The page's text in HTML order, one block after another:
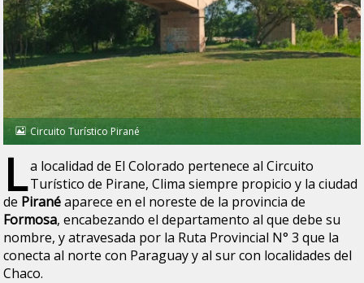
Circuito Turístico Pirané
La localidad de El Colorado pertenece al Circuito
Turístico de Pirane, Clima siempre propicio y la ciudad
de Piranéaparece en el noreste de la provincia de
Formosa, encabezando el departamento al que debe su
nombre, y atravesada por la Ruta Provincial N° 3 que la
conecta al norte con Paraguay y al sur con localidades del
Chaco.